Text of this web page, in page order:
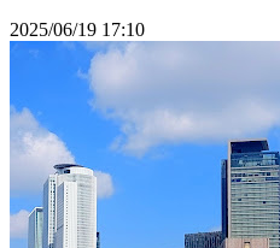
2025/06/19 17:10